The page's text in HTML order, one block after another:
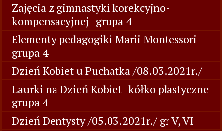
Zajęcia z gimnastyki korekcyjno-
kompensacyjnej- grupa 4
Elementy pedagogiki Marii Montessori-
grupa 4
Dzień Kobiet u Puchatka /08.03.2021r./
Laurki na Dzień Kobiet- kółko plastyczne
grupa 4
Dzień Dentysty /05.03.2021r./ gr V, VI